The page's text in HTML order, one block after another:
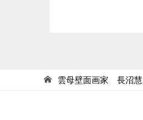
雲母壁面画家 長沼慧